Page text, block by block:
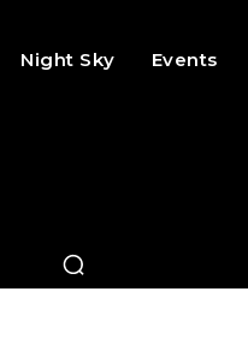
Night Sky Events